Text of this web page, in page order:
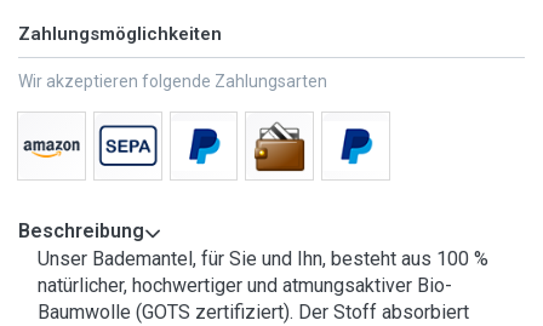
Zahlungsmöglichkeiten
Wir akzeptieren folgende Zahlungsarten
Beschreibung
Unser Bademantel, für Sie und Ihn, besteht aus 100 %
natürlicher, hochwertiger und atmungsaktiver Bio-
Baumwolle (GOTS zertifiziert). Der Stoff absorbiert